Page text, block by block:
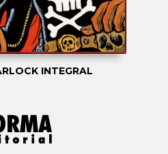
INTEGRAL